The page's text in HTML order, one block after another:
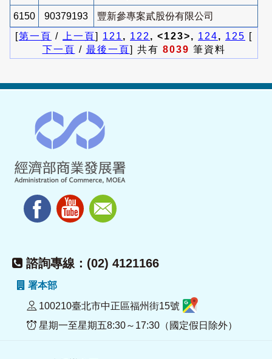
6150 90379193
豐新參專案貳股份有限公司
[第一頁 / 上一頁] 121 , 122 , <123>, 124, 125 [
下一頁 / 最後一頁] 共有 8039 筆資料
諮詢專線：(02) 4121166
署本部
100210臺北市中正區福州街15號
星期一至星期五8:30～17:30（國定假日除外）